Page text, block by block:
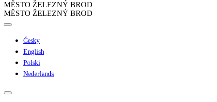
MĚSTO ŽELEZNÝ BROD
MĚSTO ŽELEZNÝ BROD
Česky
English
Polski
Nederlands